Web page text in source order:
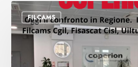
FILCAMS
Licenziamenti
Coperion,
il
confronto
si